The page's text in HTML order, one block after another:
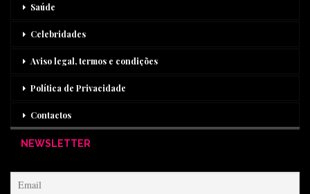
Saúde
Celebridades
Aviso legal, termos e condições
Política de Privacidade
Contactos
NEWSLETTER